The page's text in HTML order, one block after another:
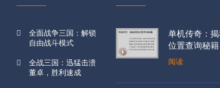
全面战争三国：解锁
自由战斗模式
全战三国：迅猛击溃
董卓，胜利速成
单机传奇：
位置查询秘籍
阅读